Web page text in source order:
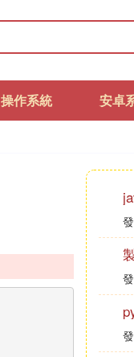
操作系統 安卓